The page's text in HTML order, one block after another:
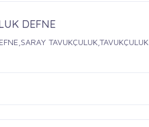
DEFNE
TAVUKÇULUK,TAVUKÇULUK